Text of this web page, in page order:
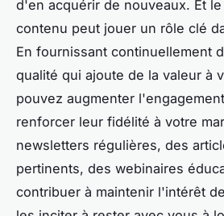
d'en acquérir de nouveaux. Et
contenu peut jouer un rôle clé
En fournissant continuellement
qualité qui ajoute de la valeur à
pouvez augmenter
renforcer leur fidélité à votre
newsletters régulières, des
pertinents, des webinaires
contribuer à maintenir l'intérêt